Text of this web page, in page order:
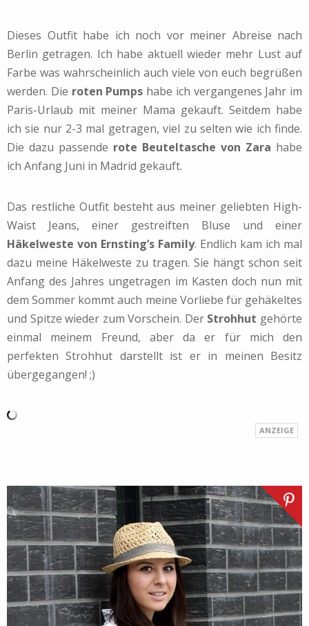
Dieses Outfit habe ich noch vor meiner Abreise nach
Berlin getragen. Ich habe aktuell wieder mehr Lust auf
Farbe was wahrscheinlich auch viele von euch begrüßen
werden. Die roten Pumps habe ich vergangenes Jahr im
Paris-Urlaub mit meiner Mama gekauft. Seitdem habe
ich sie nur 2-3 mal getragen, viel zu selten wie ich finde.
Die dazu passende rote Beuteltasche von Zara habe
ich Anfang Juni in Madrid gekauft.
Das restliche Outfit besteht aus meiner geliebten High-
Waist Jeans, einer gestreiften Bluse und einer
Häkelweste von Ernsting’s Family. Endlich kam ich mal
dazu meine Häkelweste zu tragen. Sie hängt schon seit
Anfang des Jahres ungetragen im Kasten doch nun mit
dem Sommer kommt auch meine Vorliebe für gehäkeltes
und Spitze wieder zum Vorschein. Der Strohhut gehörte
einmal meinem Freund, aber da er für mich den
perfekten Strohhut darstellt ist er in meinen Besitz
übergegangen! ;)